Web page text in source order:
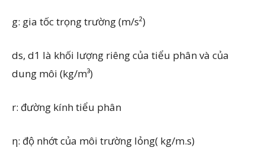
g: gia tốc trọng trường (m/s²)
ds, d1 là khối lượng riêng của tiểu phân và của
dung môi (kg/m³)
r: đường kính tiểu phân
η: độ nhớt của môi trường lỏng( kg/m.s)